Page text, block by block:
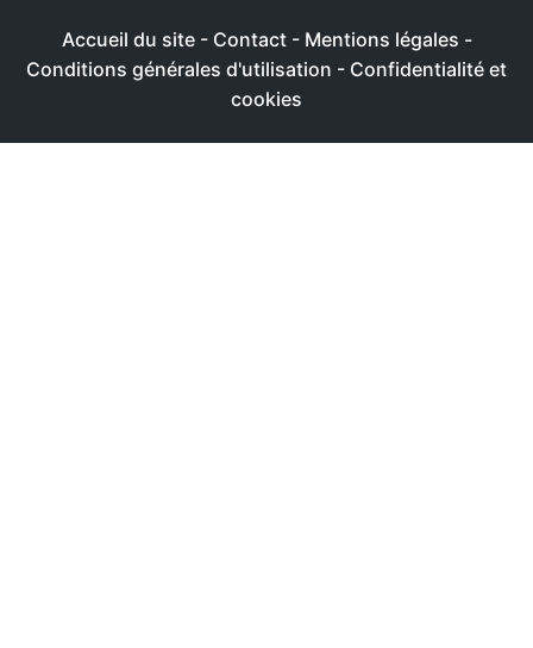
Accueil du site- Contact - Mentions légales -
Conditions générales d'utilisation - Confidentialité et
cookies